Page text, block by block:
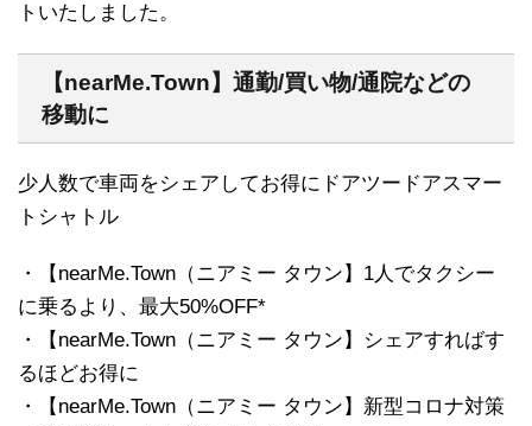
トいたしました。
【nearMe.Town】通勤/買い物/通院などの
移動に
少人数で車両をシェアしてお得にドアツードアスマー
トシャトル
・【nearMe.Town（ニアミー タウン】1人でタクシー
に乗るより、最大50%OFF*
・【nearMe.Town（ニアミー タウン】シェアすればす
るほどお得に
・【nearMe.Town（ニアミー タウン】新型コロナ対策